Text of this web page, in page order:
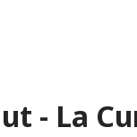
- La